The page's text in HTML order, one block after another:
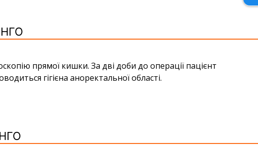
прямої кишки. За дві доби до операції пацієнт
гігієна аноректальної області.